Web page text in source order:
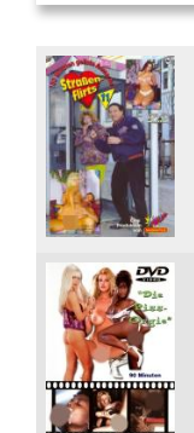
And Confused #8 - ...